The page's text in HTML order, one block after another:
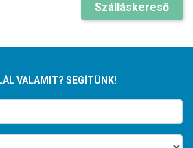
Szálláskereső
VALAMIT? SEGÍTÜNK!